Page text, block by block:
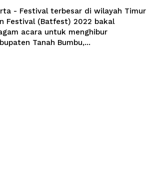
- Festival terbesar di wilayah Timur
Festival (Batfest) 2022 bakal
acara untuk menghibur
Tanah Bumbu,...